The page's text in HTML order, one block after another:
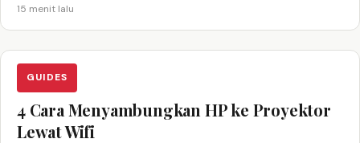
15 menit lalu
GUIDES
4 Cara Menyambungkan HP ke Proyektor
Lewat Wifi